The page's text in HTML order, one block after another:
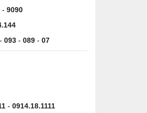
- 9090
- 093 - 089 - 07
- 0914.18.1111